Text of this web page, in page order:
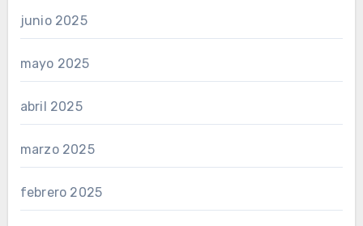
junio 2025
mayo 2025
abril 2025
marzo 2025
febrero 2025